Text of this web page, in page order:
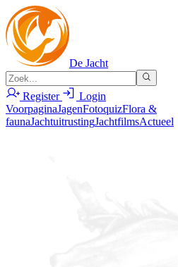
De Jacht
Register
Login
VoorpaginaJagenFotoquizFlora &
faunaJachtuitrustingJachtfilmsActueel